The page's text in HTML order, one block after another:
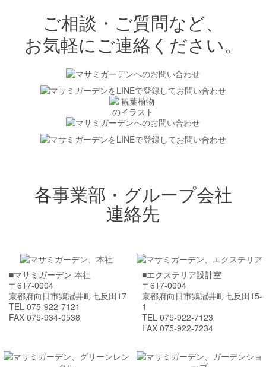
ご相談・ご質問など、
お気軽にご連絡ください。
各事業部・グループ会社
連絡先
■マサミガーデン 本社
〒617-0004
京都府向日市鶏冠井町七反田17
TEL 075-922-7121
FAX 075-934-0538
■エクステリア設計室
〒617-0004
京都府向日市鶏冠井町七反田15-
1
TEL 075-922-7123
FAX 075-922-7234